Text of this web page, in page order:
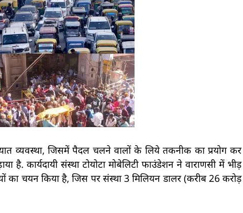
व्यवस्था, जिसमें पैदल चलने वालों के लिये तकनीक का प्रयोग कर
कार्यदायी संस्था टोयोटा मोबेलिटी फाउंडेशन ने वाराणसी में भीड़
का चयन किया है, जिस पर संस्था 3 मिलियन डालर (करीब 26 करोड़